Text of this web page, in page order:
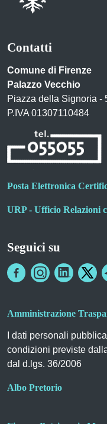
Contatti
Comune di Firenze
Palazzo Vecchio
Piazza della Signoria -
P.IVA 01307110484
Posta Elettronica
URP - Ufficio Relazioni
Seguici su
Amministrazione
I dati personali
condizioni previste
dal d.lgs. 36/2006
Albo Pretorio